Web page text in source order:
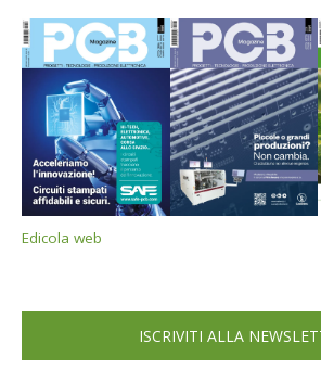
Edicola web
ISCRIVITI ALLA